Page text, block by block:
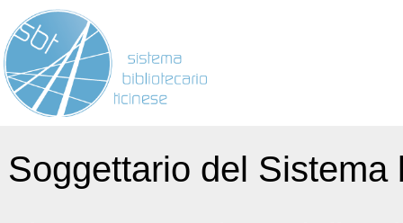
Soggettario del